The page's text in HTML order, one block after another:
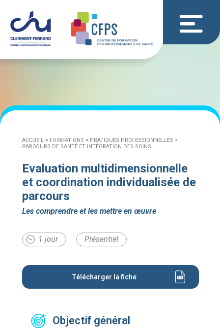
ACCUEIL> FORMATIONS > PRATIQUES PROFESSIONNELLES >
PARCOURS DE SANTÉ ET INTÉGRATION DES SOINS
Evaluation multidimensionnelle
et coordination individualisée de
parcours
Les comprendre et les mettre en œuvre
1 jour Présentiel
Télécharger la fiche
Objectif général